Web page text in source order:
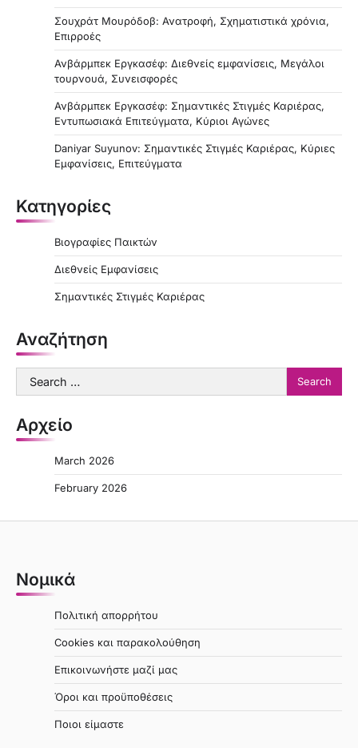
Σουχράτ Μουρόδοβ: Ανατροφή, Σχηματιστικά χρόνια,
Επιρροές
Ανβάρμπεκ Εργκασέφ: Διεθνείς εμφανίσεις, Μεγάλοι
τουρνουά, Συνεισφορές
Ανβάρμπεκ Εργκασέφ: Σημαντικές Στιγμές Καριέρας,
Εντυπωσιακά Επιτεύγματα, Κύριοι Αγώνες
Daniyar Suyunov: Σημαντικές Στιγμές Καριέρας, Κύριες
Εμφανίσεις, Επιτεύγματα
Κατηγορίες
Βιογραφίες Παικτών
Διεθνείς Εμφανίσεις
Σημαντικές Στιγμές Καριέρας
Αναζήτηση
Search
for:
Αρχείο
March 2026
February 2026
Νομικά
Πολιτική απορρήτου
Cookies και παρακολούθηση
Επικοινωνήστε μαζί μας
Όροι και προϋποθέσεις
Ποιοι είμαστε